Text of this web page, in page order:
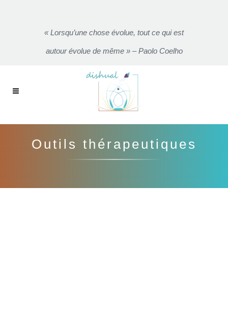
« Lorsqu’une chose évolue, tout ce qui est
autour évolue de même » – Paolo Coelho
Outils thérapeutiques